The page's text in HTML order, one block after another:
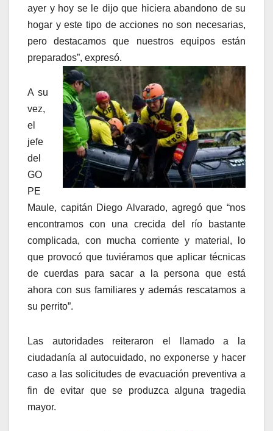
ayer y hoy se le dijo que hiciera abandono de su
hogar y este tipo de acciones no son necesarias,
pero destacamos que nuestros equipos están
preparados”, expresó.
A su
vez,
el
jefe
del
GO
PE
Maule, capitán Diego Alvarado, agregó que “nos
encontramos con una crecida del río bastante
complicada, con mucha corriente y material, lo
que provocó que tuviéramos que aplicar técnicas
de cuerdas para sacar a la persona que está
ahora con sus familiares y además rescatamos a
su perrito”.
Las autoridades reiteraron el llamado a la
ciudadanía al autocuidado, no exponerse y hacer
caso a las solicitudes de evacuación preventiva a
fin de evitar que se produzca alguna tragedia
mayor.